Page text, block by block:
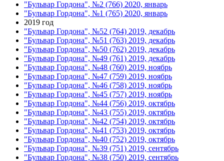
"Бульвар Гордона", №2 (766) 2020, январь
"Бульвар Гордона", №1 (765) 2020, январь
2019 год
"Бульвар Гордона", №52 (764) 2019, декабрь
"Бульвар Гордона", №51 (763) 2019, декабрь
"Бульвар Гордона", №50 (762) 2019, декабрь
"Бульвар Гордона", №49 (761) 2019, декабрь
"Бульвар Гордона", №48 (760) 2019, ноябрь
"Бульвар Гордона", №47 (759) 2019, ноябрь
"Бульвар Гордона", №46 (758) 2019, ноябрь
"Бульвар Гордона", №45 (757) 2019, ноябрь
"Бульвар Гордона", №44 (756) 2019, октябрь
"Бульвар Гордона", №43 (755) 2019, октябрь
"Бульвар Гордона", №42 (754) 2019, октябрь
"Бульвар Гордона", №41 (753) 2019, октябрь
"Бульвар Гордона", №40 (752) 2019, октябрь
"Бульвар Гордона", №39 (751) 2019, сентябрь
"Бульвар Гордона", №38 (750) 2019, сентябрь